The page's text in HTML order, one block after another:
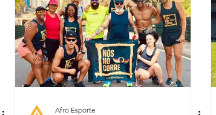
Afro Esporte